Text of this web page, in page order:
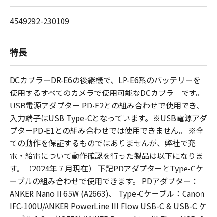
4549292-230109
特長
DCカプラーDR-E6の後継機で、LP-E6系のバッテリーを
使用するすべてのカメラで使用可能なDCカプラーです。
USB電源アダプター PD-E2との組み合わせで使用でき、
入力端子はUSB Type-Cとなっています。※USB電源アダ
プターPD-E1との組み合わせでは使用できません。 ※全
ての動作を保証するものではありませんが、弊社で充
電・給電について動作確認を行った製品は以下になりま
す。（2024年７月現在） 下記PDアダプターとType-Cケ
ーブルの組み合わせで使用できます。 PDアダプター：
ANKER Nano II 65W (A2663)、 Type-Cケーブル：Canon
IFC-100U/ANKER PowerLine III Flow USB-C & USB-C ケ